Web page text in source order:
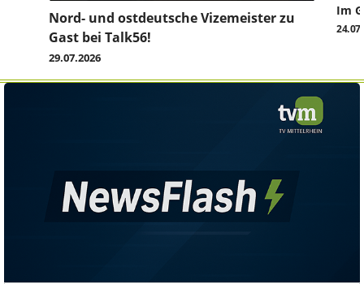
Nord- und ostdeutsche Vizemeister zu
Gast bei Talk56!
29.07.2026
Im